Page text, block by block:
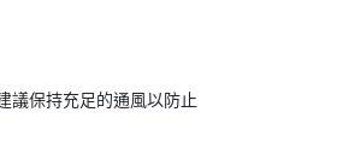
議保持充足的通風以防止